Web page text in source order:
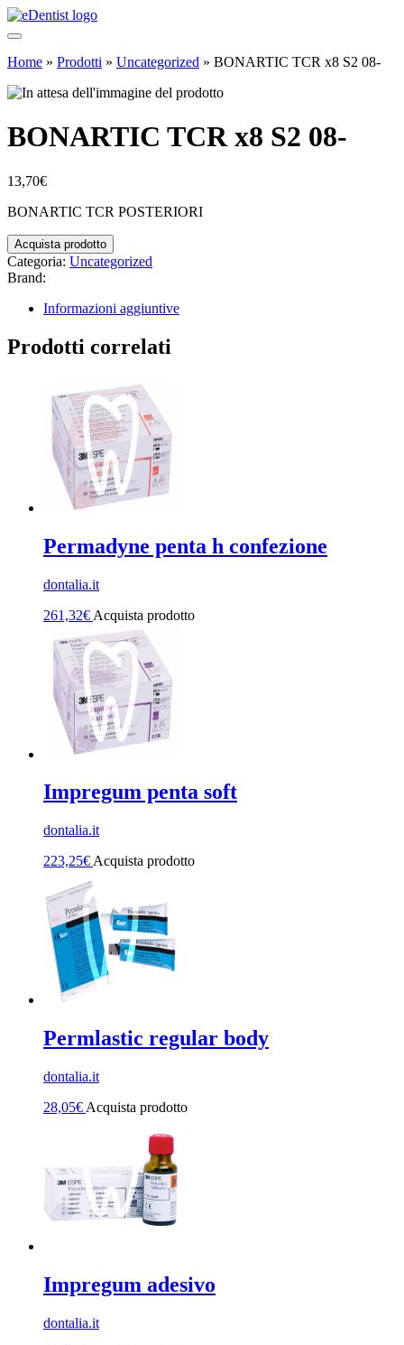
Home » Prodotti » Uncategorized » BONARTIC TCR x8 S2 08-
BONARTIC TCR x8 S2 08-
13,70€
BONARTIC TCR POSTERIORI
Acquista prodotto
Categoria: Uncategorized
Brand:
Informazioni aggiuntive
Prodotti correlati
Permadyne penta h confezione
dontalia.it
261,32€ Acquista prodotto
Impregum penta soft
dontalia.it
223,25€ Acquista prodotto
Permlastic regular body
dontalia.it
28,05€ Acquista prodotto
Impregum adesivo
dontalia.it